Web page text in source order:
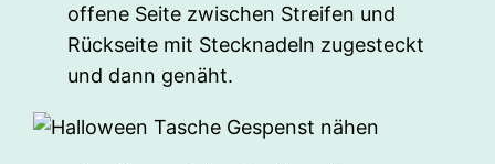
offene Seite zwischen Streifen und
Rückseite mit Stecknadeln zugesteckt
und dann genäht.